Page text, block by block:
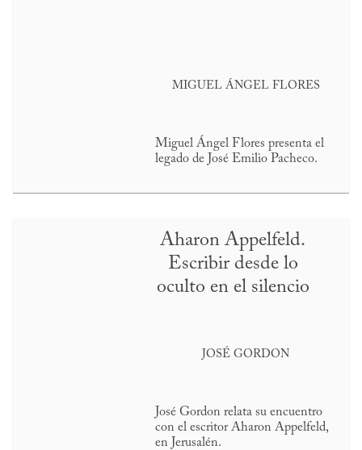
MIGUEL ÁNGEL FLORES
Miguel Ángel Flores presenta el
legado de José Emilio Pacheco.
Aharon Appelfeld.
Escribir desde lo
oculto en el silencio
JOSÉ GORDON
José Gordon relata su encuentro
con el escritor Aharon Appelfeld,
en Jerusalén.